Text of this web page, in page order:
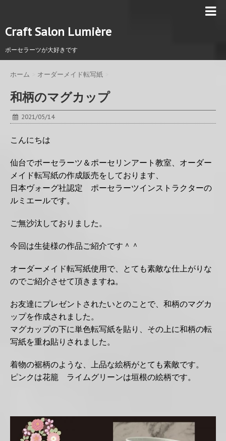
Craft Salon Lumière
ポーセラーツが大好きです
ホーム オーダーメイド転写紙
和柄のマグカップ
2021/05/14
こんにちは
仙台でポーセラーツ＆ポーセリンアート教室、オーダー
メイド転写紙の作成販売をしております、
日本ヴォーグ社認定 ポーセラーツインストラクターの
ルミエールです。
ご無沙汰しておりました。
今回は生徒様の作品ご紹介です＾＾
オーダーメイド転写紙使用で、とても素敵な仕上がりな
のでご紹介させて頂きますね。
お友達にプレゼントされたいとのことで、和柄のマグカ
ップを作成されました。
マグカップの下に単色転写紙を貼り、その上に和柄の転
写紙を重ね貼りされました。
着物の裾柄のような、上品な絵柄がとても素敵です。
ピンクは花籠 ライムグリーンは垣根の絵柄です。